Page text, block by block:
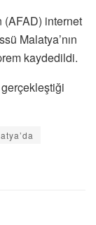
(AFAD) internet
Malatya’nın
kaydedildi.